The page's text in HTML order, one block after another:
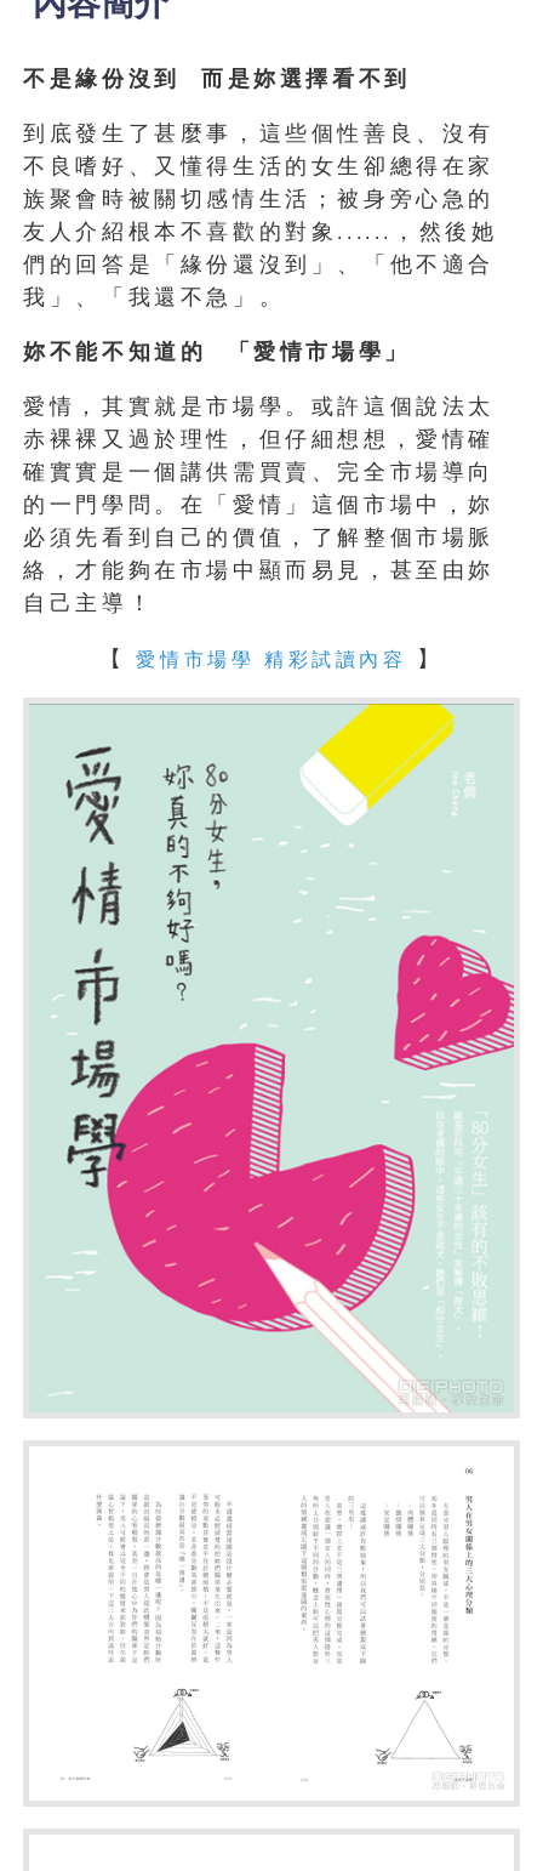
不是緣份沒到 而是妳選擇看不到
到底發生了甚麼事，這些個性善良、沒有
不良嗜好、又懂得生活的女生卻總得在家
族聚會時被關切感情生活；被身旁心急的
友人介紹根本不喜歡的對象 ......
，然後她
們的回答是「緣份還沒到」、「他不適合
我」、「我還不急」。
妳不能不知道的 「愛情市場學」
愛情，其實就是市場學。或許這個說法太
赤裸裸又過於理性，但仔細想想，愛情確
確實實是一個講供需買賣、完全市場導向
的一門學問。在「愛情」這個市場中，妳
必須先看到自己的價值，了解整個市場脈
絡，才能夠在市場中顯而易見，甚至由妳
自己主導！
【愛情市場學 精彩試讀內容 】